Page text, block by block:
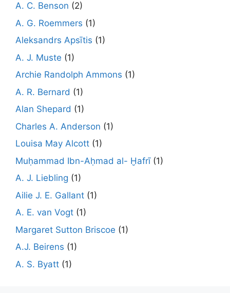
A. C. Benson (2)
A. G. Roemmers (1)
Aleksandrs Apsītis (1)
A. J. Muste (1)
Archie Randolph Ammons (1)
A. R. Bernard (1)
Alan Shepard (1)
Charles A. Anderson (1)
Louisa May Alcott (1)
Muḥammad Ibn-Aḥmad al- Ḫafrī(1)
A. J. Liebling (1)
Ailie J. E. Gallant (1)
A. E. van Vogt (1)
Margaret Sutton Briscoe (1)
A.J. Beirens (1)
A. S. Byatt (1)